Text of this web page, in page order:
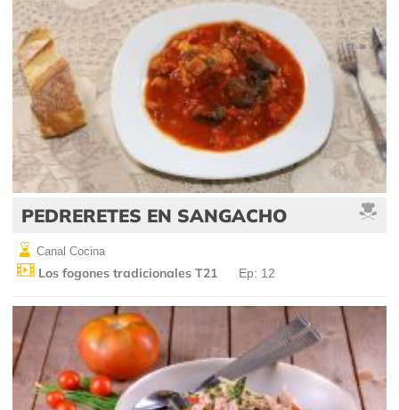
PEDRERETES EN SANGACHO
Canal Cocina
Los fogones tradicionales T21 Ep: 12